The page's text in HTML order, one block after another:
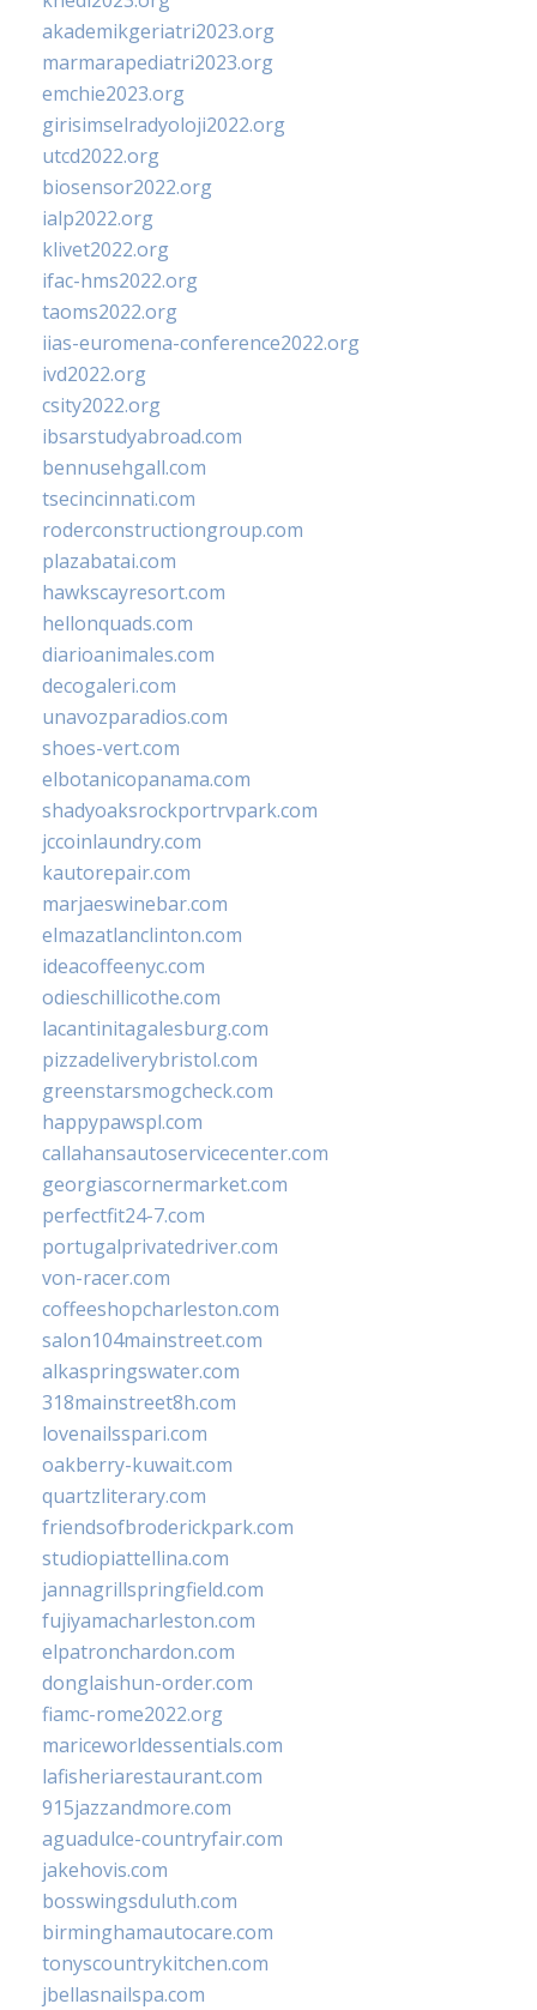
akademikgeriatri2023.org
marmarapediatri2023.org
emchie2023.org
girisimselradyoloji2022.org
utcd2022.org
biosensor2022.org
ialp2022.org
klivet2022.org
ifac-hms2022.org
taoms2022.org
iias-euromena-conference2022.org
ivd2022.org
csity2022.org
ibsarstudyabroad.com
bennusehgall.com
tsecincinnati.com
roderconstructiongroup.com
plazabatai.com
hawkscayresort.com
hellonquads.com
diarioanimales.com
decogaleri.com
unavozparadios.com
shoes-vert.com
elbotanicopanama.com
shadyoaksrockportrvpark.com
jccoinlaundry.com
kautorepair.com
marjaeswinebar.com
elmazatlanclinton.com
ideacoffeenyc.com
odieschillicothe.com
lacantinitagalesburg.com
pizzadeliverybristol.com
greenstarsmogcheck.com
happypawspl.com
callahansautoservicecenter.com
georgiascornermarket.com
perfectfit24-7.com
portugalprivatedriver.com
von-racer.com
coffeeshopcharleston.com
salon104mainstreet.com
alkaspringswater.com
318mainstreet8h.com
lovenailsspari.com
oakberry-kuwait.com
quartzliterary.com
friendsofbroderickpark.com
studiopiattellina.com
jannagrillspringfield.com
fujiyamacharleston.com
elpatronchardon.com
donglaishun-order.com
fiamc-rome2022.org
mariceworldessentials.com
lafisheriarestaurant.com
915jazzandmore.com
aguadulce-countryfair.com
jakehovis.com
bosswingsduluth.com
birminghamautocare.com
tonyscountrykitchen.com
jbellasnailspa.com